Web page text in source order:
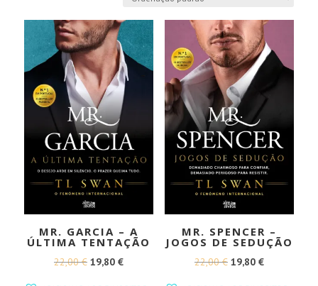
MR. GARCIA – A
ÚLTIMA TENTAÇÃO
22,00€ O
19,80 €O
MR. SPENCER –
JOGOS DE SEDUÇÃO
22,00€ O
19,80 €O